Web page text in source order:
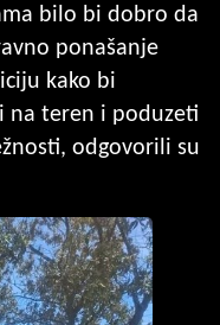
bilo bi dobro da
ponašanje
kako bi
na teren i poduzeti
odgovorili su